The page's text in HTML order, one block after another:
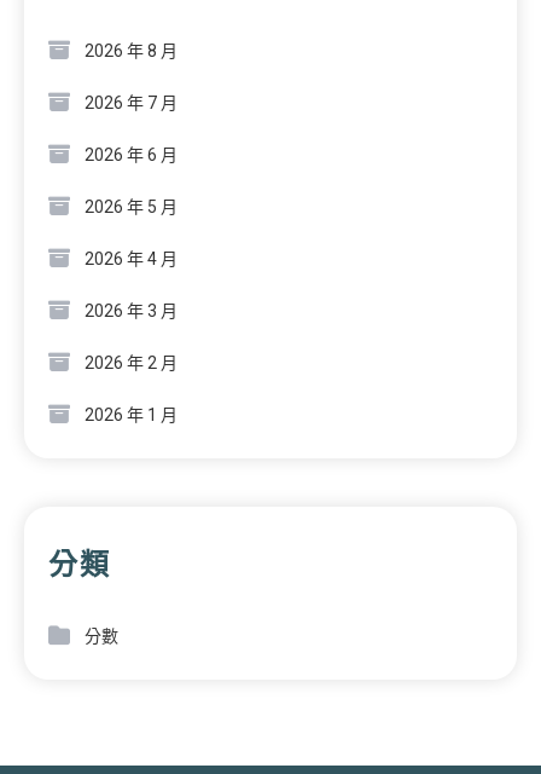
2026 年 8 月
2026 年 7 月
2026 年 6 月
2026 年 5 月
2026 年 4 月
2026 年 3 月
2026 年 2 月
2026 年 1 月
分類
分數